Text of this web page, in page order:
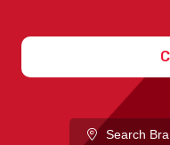
Search